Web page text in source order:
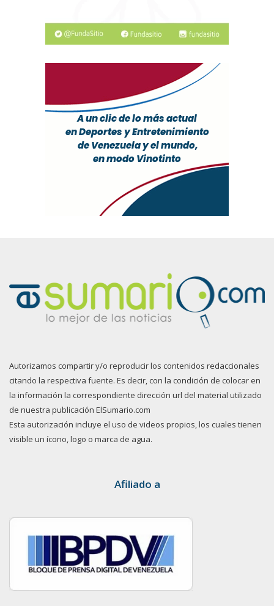
Autorizamos compartir y/o reproducir los contenidos redaccionales
citando la respectiva fuente. Es decir, con la condición de colocar en
la información la correspondiente dirección url del material utilizado
de nuestra publicación ElSumario.com
Esta autorización incluye el uso de videos propios, los cuales tienen
visible un ícono, logo o marca de agua.
Afiliado a